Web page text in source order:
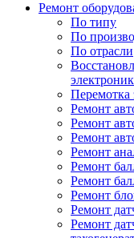
Ремонт
По типу
По
По отрасли
Перемотка
Ремонт
Ремонт
Ремонт
Ремонт
Ремонт
Ремонт
Ремонт
Ремонт
Ремонт